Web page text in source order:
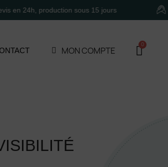
production sous 15 jours Un
MON COMPTE